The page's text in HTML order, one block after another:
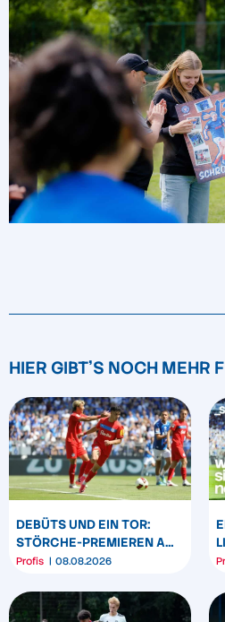
HIER GIBT'S NOCH MEHR
DEBÜTS UND EIN TOR:
STÖRCHE-PREMIEREN AM
„BÖLLE“
Profis 08.08.2026